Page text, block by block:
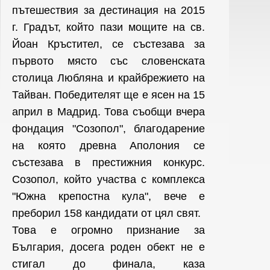
пътешествия за дестинация на 2015
г. Градът, който пази мощите на св.
Йоан Кръстител, се състезава за
първото място със словенската
столица Любляна и крайбрежието на
Тайван. Победителят ще е ясен на 15
април в Мадрид. Това съобщи вчера
фондация "Созопол", благодарение
на която древна Аполония се
състезава в престижния конкурс.
Созопол, който участва с комплекса
"Южна крепостна кула", вече е
преборил 158 кандидати от цял свят.
Това е огромно признание за
България, досега роден обект не е
стигал до финала, каза